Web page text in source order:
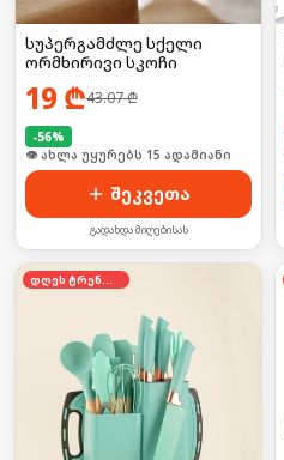
სუპერგამძლე სქელი
ორმხირივი სკოჩი
19 ₾43.07₾
-56%
🛒 ბოლო 24სთ-ში იყიდა 24-მა
შეკვეთა
გადახდა მიღებისას
დღეს ტრენდში